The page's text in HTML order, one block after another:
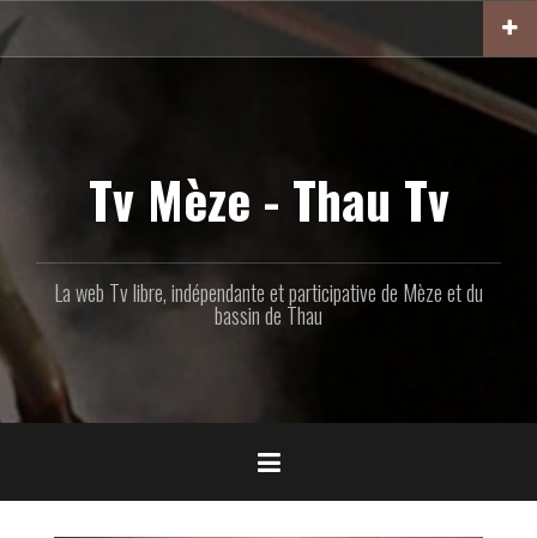
au
contenu
Tv Mèze - Thau Tv
La web Tv libre, indépendante et participative de Mèze et du
bassin de Thau